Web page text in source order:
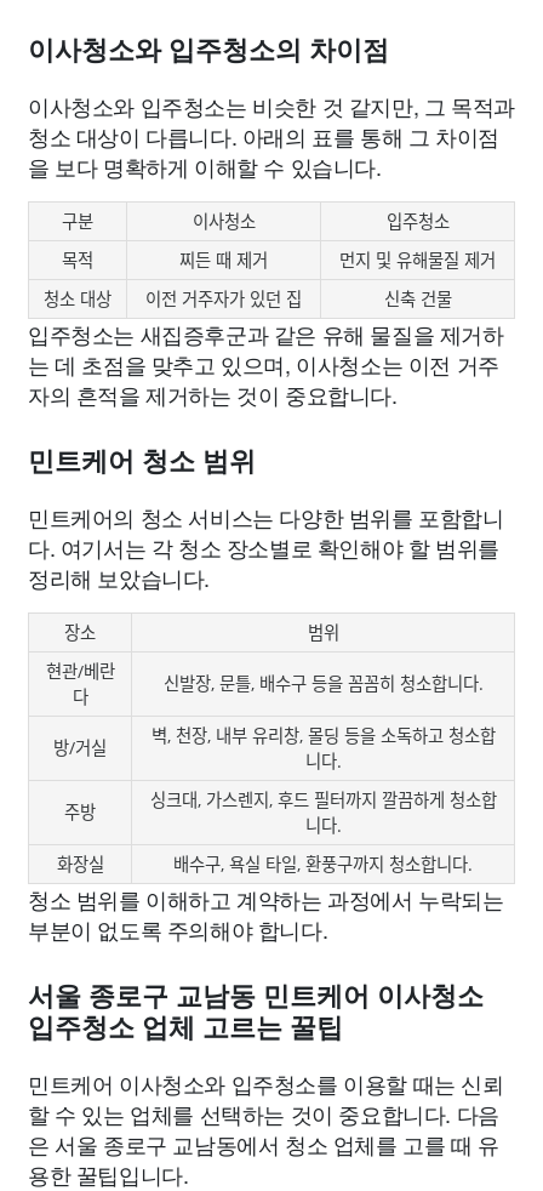
이사청소와 입주청소의 차이점
이사청소와 입주청소는 비슷한 것 같지만, 그 목적과
청소 대상이 다릅니다. 아래의 표를 통해 그 차이점
을 보다 명확하게 이해할 수 있습니다.
구분 이사청소
입주청소
목적
찌든 때 제거
먼지 및 유해물질 제거
청소 대상
이전 거주자가 있던 집 신축 건물
입주청소는 새집증후군과 같은 유해 물질을 제거하
는 데 초점을 맞추고 있으며, 이사청소는 이전 거주
자의 흔적을 제거하는 것이 중요합니다.
민트케어 청소 범위
민트케어의 청소 서비스는 다양한 범위를 포함합니
다. 여기서는 각 청소 장소별로 확인해야 할 범위를
정리해 보았습니다.
장소
범위
현관/베란
다
신발장, 문틀, 배수구 등을 꼼꼼히 청소합니다.
방/거실
벽, 천장, 내부 유리창, 몰딩 등을 소독하고 청소합
니다.
주방
싱크대, 가스렌지, 후드 필터까지 깔끔하게 청소합
니다.
화장실
배수구, 욕실 타일, 환풍구까지 청소합니다.
청소 범위를 이해하고 계약하는 과정에서 누락되는
부분이 없도록 주의해야 합니다.
서울 종로구 교남동 민트케어 이사청소
입주청소 업체 고르는 꿀팁
민트케어 이사청소와 입주청소를 이용할 때는 신뢰
할 수 있는 업체를 선택하는 것이 중요합니다. 다음
은 서울 종로구 교남동에서 청소 업체를 고를 때 유
용한 꿀팁입니다.